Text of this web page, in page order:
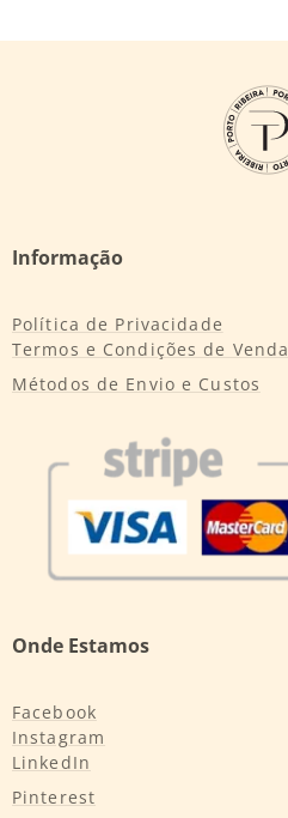
Informação
Política de Privacidade
Termos e Condições de Venda
Métodos de Envio e Custos
Onde Estamos
Facebook
Instagram
LinkedIn
Pinterest